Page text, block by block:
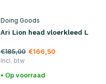
Doing Goods
Ari Lion head vloerkleed L
€185,00 €166,50
Incl. btw
• Op voorraad